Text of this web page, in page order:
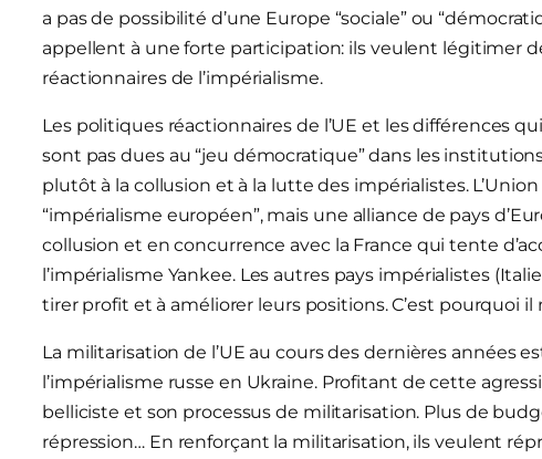
a pas de possibilité d’une Europe “sociale” ou
appellent à une forte participation: ils veulent légitimer
réactionnaires de l’impérialisme.
Les politiques réactionnaires de l’UE et les différences
sont pas dues au “jeu démocratique” dans les
plutôt à la collusion et à la lutte des impérialistes.
“impérialisme européen”, mais une alliance de pays
collusion et en concurrence avec la France qui tente
l’impérialisme Yankee. Les autres pays impérialistes
tirer profit et à améliorer leurs positions. C’est pourquoi il
La militarisation de l’UE au cours des dernières années
l’impérialisme russe en Ukraine. Profitant de cette
belliciste et son processus de militarisation. Plus de
répression… En renforçant la militarisation, ils veulent